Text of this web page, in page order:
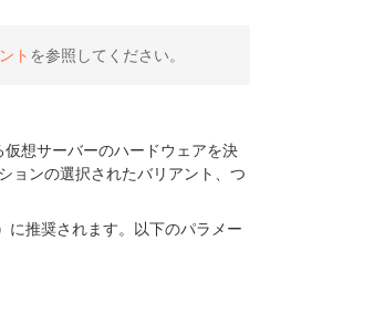
ト を参照してください。
想サーバーのハードウェアを決
ョンの選択されたバリアント、つ
に推奨されます。以下のパラメー